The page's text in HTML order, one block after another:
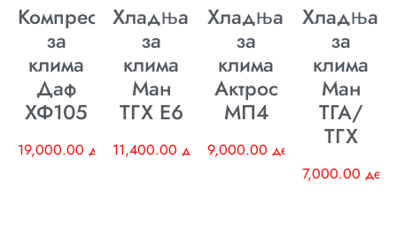
Компресор
за
клима
Даф
ХФ105
19,000.00 ден
Хладњак
за
клима
Ман
ТГХ E6
11,400.00 ден
Хладњак
за
клима
Актрос
МП4
9,000.00 ден
Хладњак
за
клима
Ман
ТГА/
ТГХ
7,000.00 ден